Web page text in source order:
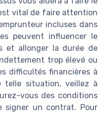
vital de faire attention
incluses dans
peuvent influencer le
et allonger la durée de
trop élevé ou
difficultés financières à
telle situation, veillez à
vous des conditions
signer un contrat. Pour